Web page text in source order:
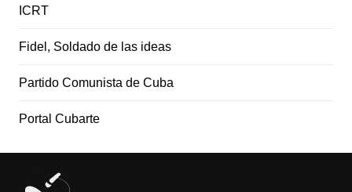
ICRT
Fidel, Soldado de las ideas
Partido Comunista de Cuba
Portal Cubarte